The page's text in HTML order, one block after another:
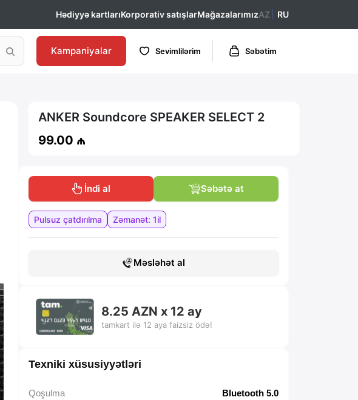
Hədiyyə kartlarıKorporativ satışlarMağazalarımızAZ RU
Kampaniyalar Sevimlilərim Səbətim
ANKER Soundcore SPEAKER SELECT 2
99.00 ₼
️ İndi al Səbətə at
Pulsuz çatdırılma Zəmanət: 1il
Məsləhət al
8.25 AZN x 12 ay
tamkart ilə 12 aya faizsiz ödə!
Texniki xüsusiyyətləri
Qoşulma Bluetooth 5.0